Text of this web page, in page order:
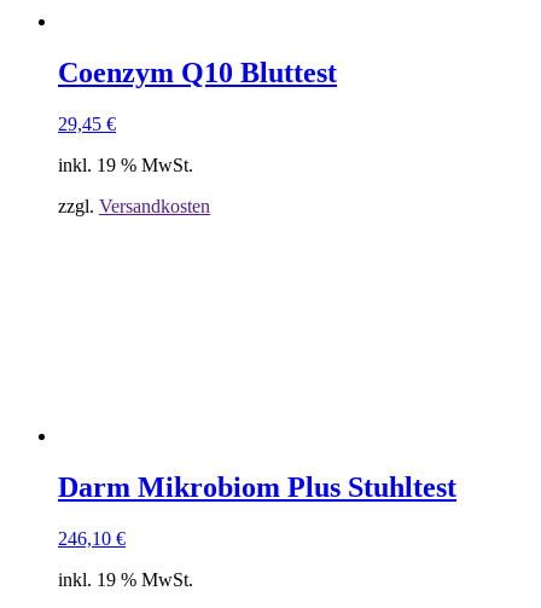
Coenzym Q10 Bluttest
29,45 €
inkl. 19 % MwSt.
zzgl. Versandkosten
Darm Mikrobiom Plus Stuhltest
246,10 €
inkl. 19 % MwSt.